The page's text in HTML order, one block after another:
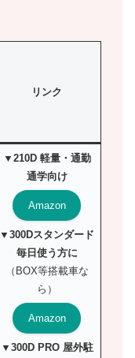
リンク
▼210D 軽量・通勤
通学向け
Amazon
▼300Dスタンダード
毎日使う方に
（BOX等搭載車な
ら）
Amazon
▼300D PRO 屋外駐